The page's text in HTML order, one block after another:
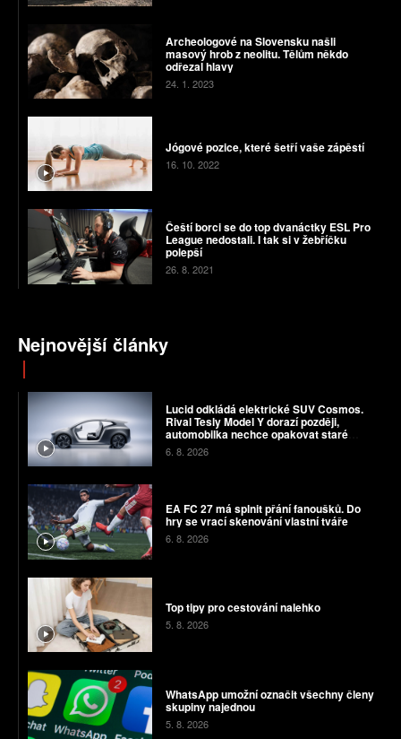
Archeologové na Slovensku našli
masový hrob z neolitu. Tělům někdo
odřezal hlavy
24. 1. 2023
Jógové pozice, které šetří vaše zápěstí
16. 10. 2022
Čeští borci se do top dvanáctky ESL Pro
League nedostali. I tak si v žebříčku
polepší
26. 8. 2021
Nejnovější články
Lucid odkládá elektrické SUV Cosmos.
Rival Tesly Model Y dorazí později,
automobilka nechce opakovat staré
chyby
6. 8. 2026
EA FC 27 má splnit přání fanoušků. Do
hry se vrací skenování vlastní tváře
6. 8. 2026
Top tipy pro cestování nalehko
5. 8. 2026
WhatsApp umožní označit všechny členy
skupiny najednou
5. 8. 2026